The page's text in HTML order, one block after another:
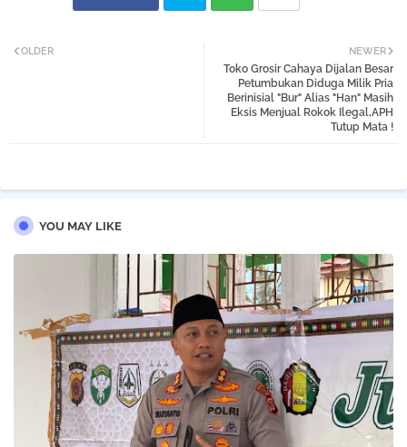
atsa
pp
NEWER
Toko Grosir Cahaya Dijalan Besar
Petumbukan Diduga Milik Pria
Berinisial "Bur" Alias "Han" Masih
Eksis Menjual Rokok Ilegal,APH
Tutup Mata !
OLDER
YOU MAY LIKE